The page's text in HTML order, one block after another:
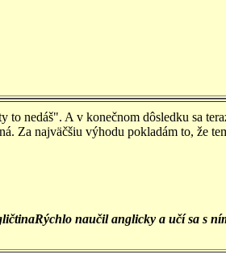
to nedáš". A v konečnom dôsledku sa
Za najväčšiu výhodu pokladám to, že
naučil anglicky a učí sa s